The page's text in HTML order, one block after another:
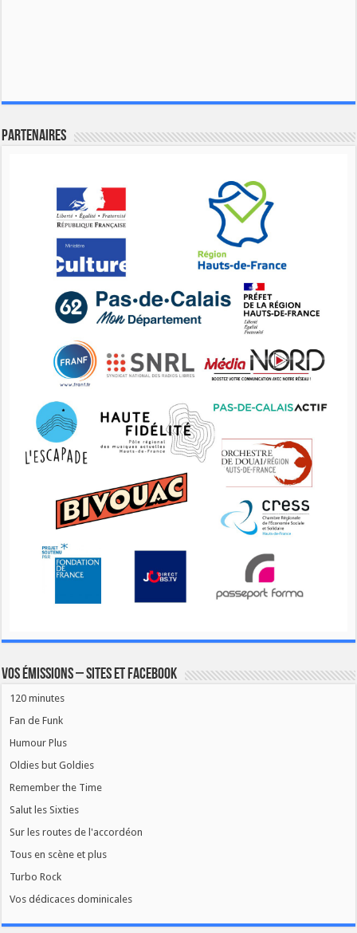
Partenaires
Vos émissions – Sites et Facebook
120 minutes
Fan de Funk
Humour Plus
Oldies but Goldies
Remember the Time
Salut les Sixties
Sur les routes de l'accordéon
Tous en scène et plus
Turbo Rock
Vos dédicaces dominicales